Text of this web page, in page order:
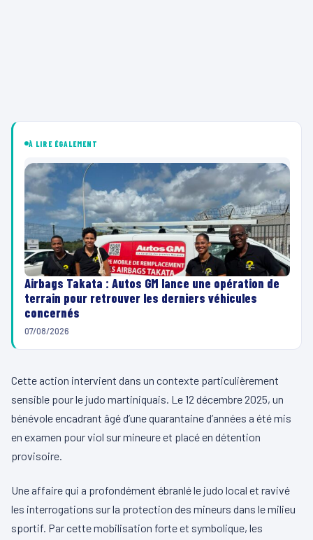
À LIRE ÉGALEMENT
Airbags Takata : Autos GM lance une opération de
terrain pour retrouver les derniers véhicules
concernés
07/08/2026
Cette action intervient dans un contexte particulièrement
sensible pour le judo martiniquais. Le 12 décembre 2025, un
bénévole encadrant âgé d’une quarantaine d’années a été mis
en examen pour viol sur mineure et placé en détention
provisoire.
Une affaire qui a profondément ébranlé le judo local et ravivé
les interrogations sur la protection des mineurs dans le milieu
sportif. Par cette mobilisation forte et symbolique, les